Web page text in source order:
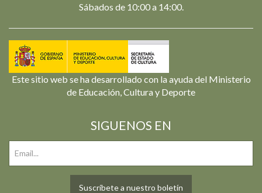
Sábados de 10:00 a 14:00.
Este sitio web se ha desarrollado con la ayuda del Ministerio
de Educación, Cultura y Deporte
SIGUENOS EN
Suscríbete a nuestro boletín